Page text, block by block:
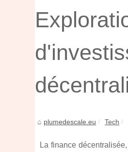
plumedescale.eu Tech
La finance